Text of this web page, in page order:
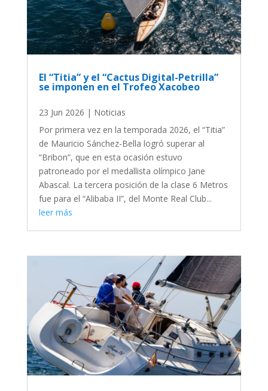
El “Titia” y el “Cactus Digital-Petrilla”
se imponen en el Trofeo Xacobeo
23 Jun 2026 | Noticias
Por primera vez en la temporada 2026, el “Titia”
de Mauricio Sánchez-Bella logró superar al
“Bribon”, que en esta ocasión estuvo
patroneado por el medallista olímpico Jane
Abascal. La tercera posición de la clase 6 Metros
fue para el “Alibaba II”, del Monte Real Club...
leer más